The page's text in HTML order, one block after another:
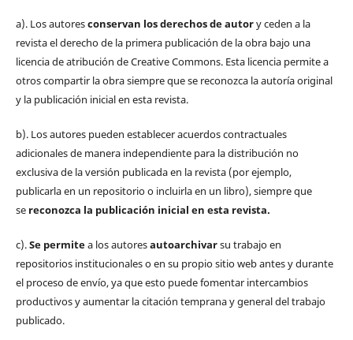
a). Los autoresconservan los derechos de autory ceden a la
revista el derecho de la primera publicación de la obra bajo una
licencia de atribución de Creative Commons. Esta licencia permite a
otros compartir la obra siempre que se reconozca la autoría original
y la publicación inicial en esta revista.
b). Los autores pueden establecer acuerdos contractuales
adicionales de manera independiente para la distribución no
exclusiva de la versión publicada en la revista (por ejemplo,
publicarla en un repositorio o incluirla en un libro), siempre que
sereconozca la publicación inicial en esta revista.
c).Se permitea los autoresautoarchivarsu trabajo en
repositorios institucionales o en su propio sitio web antes y durante
el proceso de envío, ya que esto puede fomentar intercambios
productivos y aumentar la citación temprana y general del trabajo
publicado.